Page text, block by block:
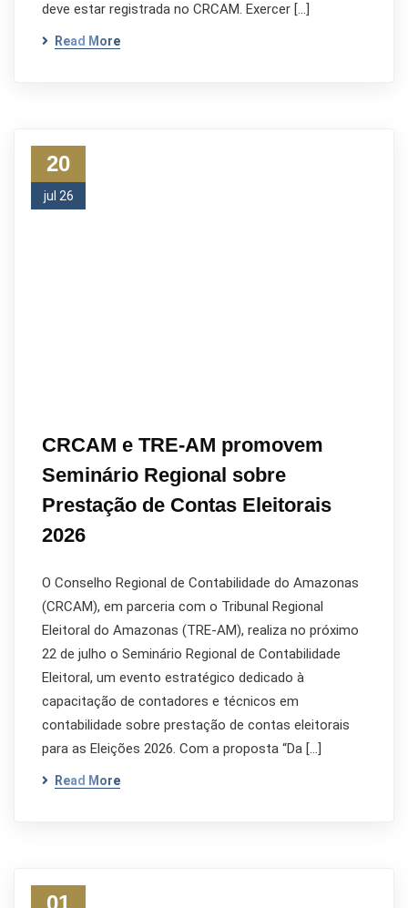
deve estar registrada no CRCAM. Exercer […]
Read More
20
jul 26
CRCAM e TRE-AM promovem
Seminário Regional sobre
Prestação de Contas Eleitorais
2026
O Conselho Regional de Contabilidade do Amazonas
(CRCAM), em parceria com o Tribunal Regional
Eleitoral do Amazonas (TRE-AM), realiza no próximo
22 de julho o Seminário Regional de Contabilidade
Eleitoral, um evento estratégico dedicado à
capacitação de contadores e técnicos em
contabilidade sobre prestação de contas eleitorais
para as Eleições 2026. Com a proposta “Da […]
Read More
01